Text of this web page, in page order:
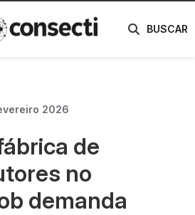
BUSCAR
2026
de
no
demanda